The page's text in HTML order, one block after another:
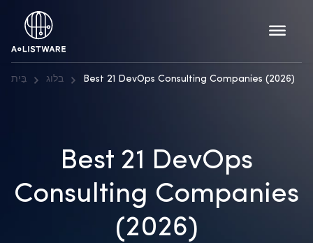
בַּיִת בלוג Best 21 DevOps Consulting Companies (2026)
Best 21 DevOps
Consulting Companies
(2026)